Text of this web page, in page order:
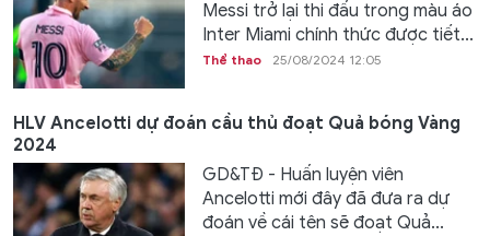
Messi trở lại thi đấu trong màu áo
Inter Miami chính thức được tiết...
Thể thao 25/08/2024 12:05
HLV Ancelotti dự đoán cầu thủ đoạt Quả bóng Vàng
2024
GD&TĐ - Huấn luyện viên
Ancelotti mới đây đã đưa ra dự
đoán về cái tên sẽ đoạt Quả...